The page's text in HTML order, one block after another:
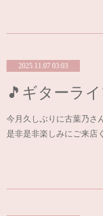
2025.11.07 03:03
🎵ギターラ
今月久しぶりに古葉乃さ
是非是非楽しみにご来店